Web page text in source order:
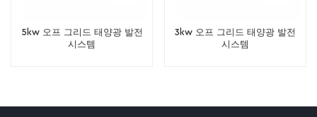
5kw 오프 그리드 태양광 발전
시스템
3kw 오프 그리드 태양광 발전
시스템